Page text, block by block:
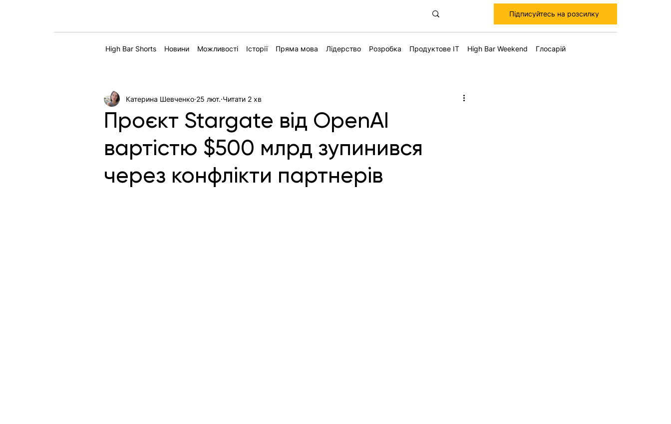
Підписуйтесь на розсилку
High Bar Shorts Новини Можливості Історії Пряма мова Лідерство Розробка Продуктове IT High Bar Weekend Глосарій
Проєкт Stargate від OpenAI
вартістю $500 млрд зупинився
через конфлікти партнерів
Катерина Шевченко 25 лют. Читати 2 хв